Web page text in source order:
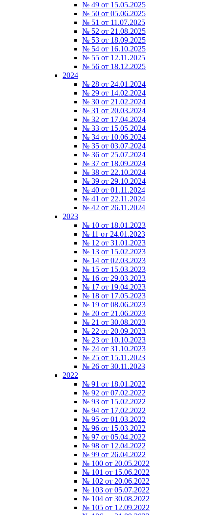
№ 49 от 15.05.2025
№ 50 от 05.06.2025
№ 51 от 11.07.2025
№ 52 от 21.08.2025
№ 53 от 18.09.2025
№ 54 от 16.10.2025
№ 55 от 12.11.2025
№ 56 от 18.12.2025
2024
№ 28 от 24.01.2024
№ 29 от 14.02.2024
№ 30 от 21.02.2024
№ 31 от 20.03.2024
№ 32 от 17.04.2024
№ 33 от 15.05.2024
№ 34 от 10.06.2024
№ 35 от 03.07.2024
№ 36 от 25.07.2024
№ 37 от 18.09.2024
№ 38 от 22.10.2024
№ 39 от 29.10.2024
№ 40 от 01.11.2024
№ 41 от 22.11.2024
№ 42 от 26.11.2024
2023
№ 10 от 18.01.2023
№ 11 от 24.01.2023
№ 12 от 31.01.2023
№ 13 от 15.02.2023
№ 14 от 02.03.2023
№ 15 от 15.03.2023
№ 16 от 29.03.2023
№ 17 от 19.04.2023
№ 18 от 17.05.2023
№ 19 от 08.06.2023
№ 20 от 21.06.2023
№ 21 от 30.08.2023
№ 22 от 20.09.2023
№ 23 от 10.10.2023
№ 24 от 31.10.2023
№ 25 от 15.11.2023
№ 26 от 30.11.2023
2022
№ 91 от 18.01.2022
№ 92 от 07.02.2022
№ 93 от 15.02.2022
№ 94 от 17.02.2022
№ 95 от 01.03.2022
№ 96 от 15.03.2022
№ 97 от 05.04.2022
№ 98 от 12.04.2022
№ 99 от 26.04.2022
№ 100 от 20.05.2022
№ 101 от 15.06.2022
№ 102 от 20.06.2022
№ 103 от 05.07.2022
№ 104 от 30.08.2022
№ 105 от 12.09.2022